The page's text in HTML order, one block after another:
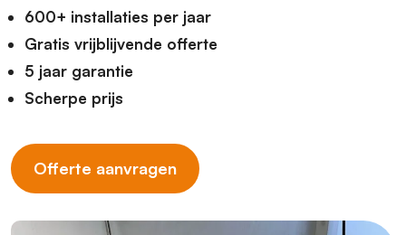
600+ installaties per jaar
Gratis vrijblijvende offerte
5 jaar garantie
Scherpe prijs
Offerte aanvragen